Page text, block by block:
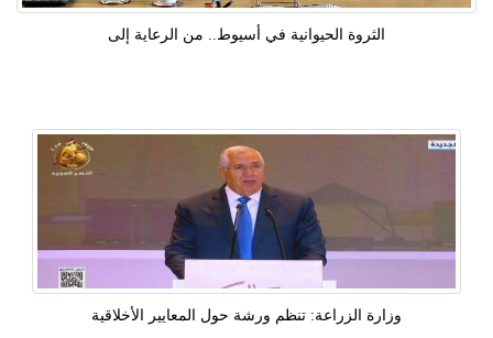
الثروة الحيوانية في أسيوط.. من الرعاية إلى
وزارة الزراعة: تنظم ورشة حول المعايير الأخلاقية